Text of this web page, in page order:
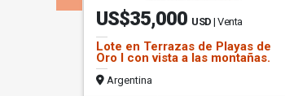
US$35,000 USD | Venta
Lote en Terrazas de Playas de
Oro I con vista a las montañas.
Argentina